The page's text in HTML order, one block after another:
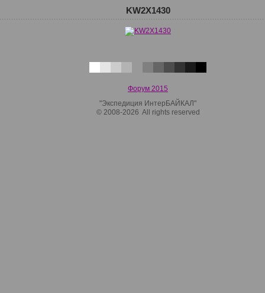
KW2X1430
Форум 2015
"Экспедиция ИнтерБАЙКАЛ"
© 2008-2026 All rights reserved